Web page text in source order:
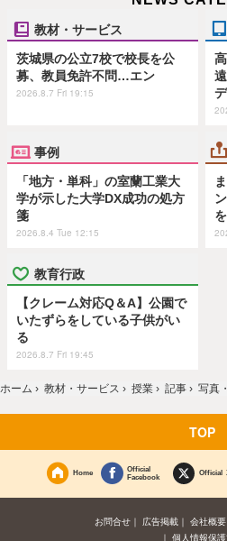
教材・サービス
茨城県の公立7校で校長を公
募、教員免許不問…エン
2026.8.7 Fri 19:15
事例
「地方・単科」の室蘭工業大
学が示した大学DX成功の処方
箋
2026.8.4 Tue 12:15
教育行政
【クレーム対応Q＆A】公園で
いたずらをしている子供がい
る
2026.8.7 Fri 19:45
ホーム › 教材・サービス › 授業 › 記事 › 写真
TOP
Home
Official
Facebook
Official
お問合せ 広告掲載 会社概要
個人情報保